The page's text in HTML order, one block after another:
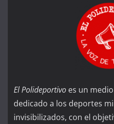
El Polideportivo es un
dedicado a los deportes
invisibilizados, con el